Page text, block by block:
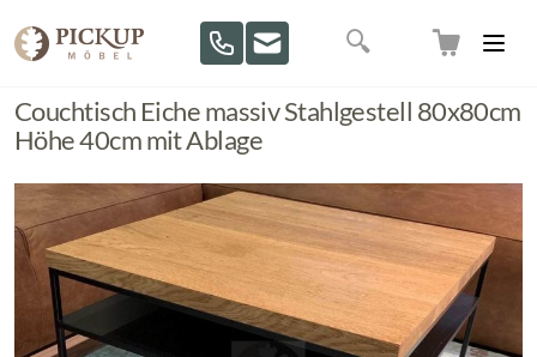
Suche
Couchtisch Eiche massiv Stahlgestell 80x80cm
Höhe 40cm mit Ablage